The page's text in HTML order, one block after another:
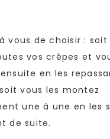
vous de choisir : soit
vos crêpes et
en les
vous les montez
une à une en les
de suite.